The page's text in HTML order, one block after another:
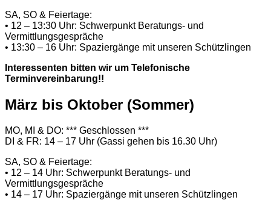
SA, SO & Feiertage:
• 12 – 13:30 Uhr: Schwerpunkt Beratungs- und
Vermittlungsgespräche
• 13:30 – 16 Uhr: Spaziergänge mit unseren Schützlingen
Interessenten bitten wir um Telefonische
Terminvereinbarung!!
März bis Oktober (Sommer)
MO, MI & DO: *** Geschlossen ***
DI & FR: 14 – 17 Uhr (Gassi gehen bis 16.30 Uhr)
SA, SO & Feiertage:
• 12 – 14 Uhr: Schwerpunkt Beratungs- und
Vermittlungsgespräche
• 14 – 17 Uhr: Spaziergänge mit unseren Schützlingen